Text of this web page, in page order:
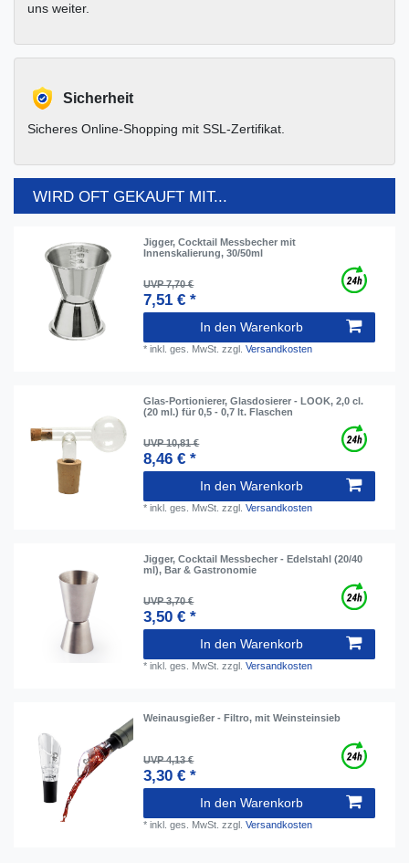
uns weiter.
Sicherheit
Sicheres Online-Shopping mit SSL-Zertifikat.
WIRD OFT GEKAUFT MIT...
Jigger, Cocktail Messbecher mit
Innenskalierung, 30/50ml
UVP 7,70 €
7,51 € *
In den Warenkorb
*inkl. ges. MwSt. zzgl.Versandkosten
Glas-Portionierer, Glasdosierer - LOOK, 2,0 cl.
(20 ml.) für 0,5 - 0,7 lt. Flaschen
UVP 10,81 €
8,46 € *
In den Warenkorb
*inkl. ges. MwSt. zzgl.Versandkosten
Jigger, Cocktail Messbecher - Edelstahl (20/40
ml), Bar & Gastronomie
UVP 3,70 €
3,50 € *
In den Warenkorb
*inkl. ges. MwSt. zzgl.Versandkosten
Weinausgießer - Filtro, mit Weinsteinsieb
UVP 4,13 €
3,30 € *
In den Warenkorb
*inkl. ges. MwSt. zzgl.Versandkosten